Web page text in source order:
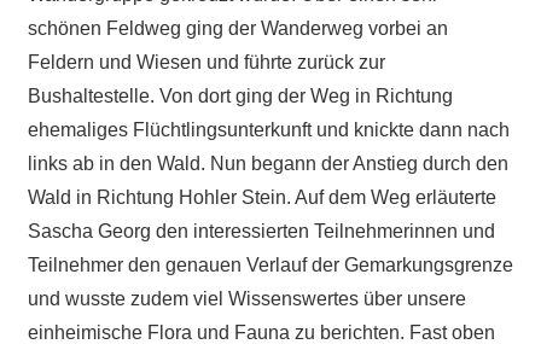
schönen Feldweg ging der Wanderweg vorbei an
Feldern und Wiesen und führte zurück zur
Bushaltestelle. Von dort ging der Weg in Richtung
ehemaliges Flüchtlingsunterkunft und knickte dann nach
links ab in den Wald. Nun begann der Anstieg durch den
Wald in Richtung Hohler Stein. Auf dem Weg erläuterte
Sascha Georg den interessierten Teilnehmerinnen und
Teilnehmer den genauen Verlauf der Gemarkungsgrenze
und wusste zudem viel Wissenswertes über unsere
einheimische Flora und Fauna zu berichten. Fast oben